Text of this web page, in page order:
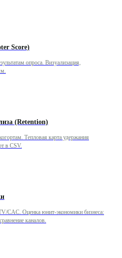
Score)
опроса. Визуализация,
(Retention)
Тепловая карта удержания
в CSV.
CAC. Оценка юнит-экономики бизнеса:
каналов.